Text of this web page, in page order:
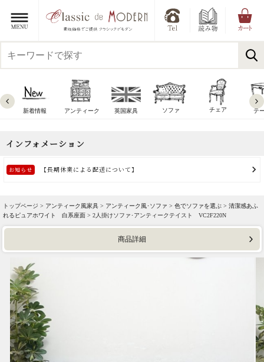
新着情報 アンティーク 英国家具 ソファ チェア テ
トップページ > アンティーク風家具 > アンティーク風･ソファ > 色でソファを選ぶ > 清潔感あふ
れるピュアホワイト 白系座面 > 2人掛けソファ･アンティークテイスト VC2F220N
商品詳細